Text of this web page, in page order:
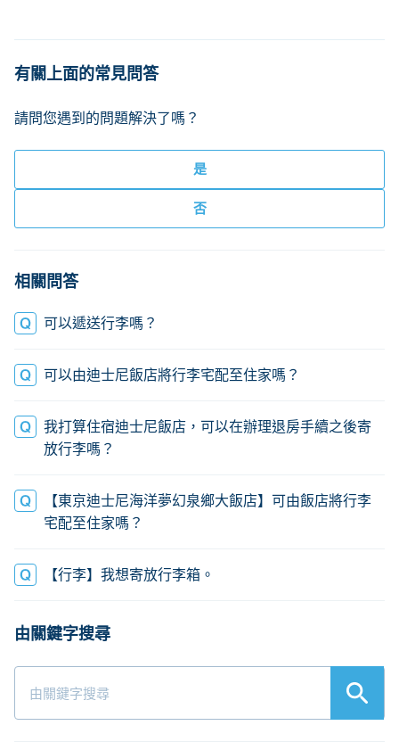
有關上面的常見問答
請問您遇到的問題解決了嗎？
相關問答
可以遞送行李嗎？
可以由迪士尼飯店將行李宅配至住家嗎？
我打算住宿迪士尼飯店，可以在辦理退房手續之後寄
放行李嗎？
【東京迪士尼海洋夢幻泉鄉大飯店】可由飯店將行李
宅配至住家嗎？
【行李】我想寄放行李箱。